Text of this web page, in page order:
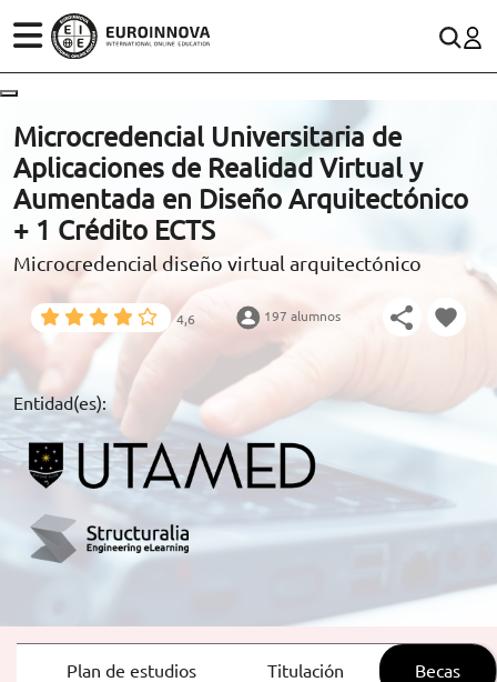
ESTUDIOS
CONOCE EUROINNOVA
BECAS Y FINANCIACIÓN
RECURSOS EDUCATIVOS
ARTÍCULOS
ORIENTACIÓN LABORAL
(+34)958 050 200 (gratuito en España)
900 831 200
TRABAJA CON NOSOTROS
Microcredencial Universitaria de
Aplicaciones de Realidad Virtual y
Aumentada en Diseño Arquitectónico
+ 1 Crédito ECTS
Microcredencial diseño virtual arquitectónico
4,6 197 alumnos
Entidad(es):
Plan de estudios Titulación Becas